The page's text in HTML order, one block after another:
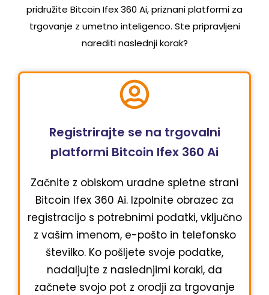
pridružite Bitcoin Ifex 360 Ai, priznani platformi za
trgovanje z umetno inteligenco. Ste pripravljeni
narediti naslednji korak?
Registrirajte se na trgovalni
platformi Bitcoin Ifex 360 Ai
Začnite z obiskom uradne spletne strani
Bitcoin Ifex 360 Ai. Izpolnite obrazec za
registracijo s potrebnimi podatki, vključno
z vašim imenom, e-pošto in telefonsko
številko. Ko pošljete svoje podatke,
nadaljujte z naslednjimi koraki, da
začnete svojo pot z orodji za trgovanje